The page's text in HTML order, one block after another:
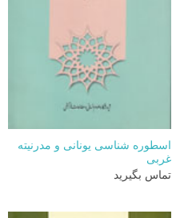
اسطوره شناسی یونانی و مدرنیته
غربی
تماس بگیرید